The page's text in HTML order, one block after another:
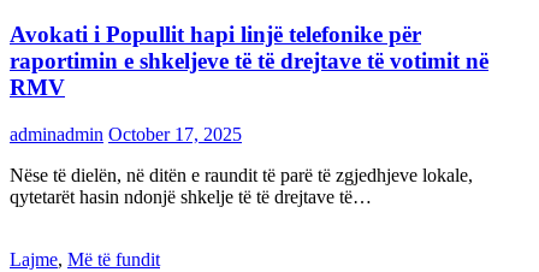
Avokati i Popullit hapi linjë telefonike për
raportimin e shkeljeve të të drejtave të votimit në
RMV
adminadmin October 17, 2025
Nëse të dielën, në ditën e raundit të parë të zgjedhjeve lokale,
qytetarët hasin ndonjë shkelje të të drejtave të…
Lajme, Më të fundit